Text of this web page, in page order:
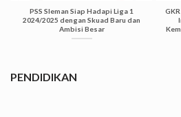
PSS Sleman Siap Hadapi Liga 1
2024/2025 dengan Skuad Baru dan
Ambisi Besar
PENDIDIKAN